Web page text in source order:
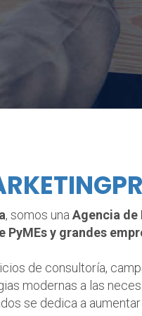
, somos una Agencia de
PyMEs y grandes
de consultoría,
modernas a las
se dedica a